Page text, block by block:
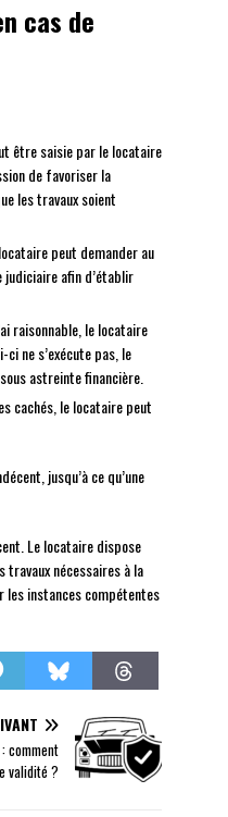
cas de
être saisie par le locataire
de favoriser la
les travaux soient
peut demander au
judiciaire afin d’établir
raisonnable, le locataire
ne s’exécute pas, le
astreinte financière.
cachés, le locataire peut
jusqu’à ce qu’une
Le locataire dispose
nécessaires à la
les instances compétentes
comment
validité ?